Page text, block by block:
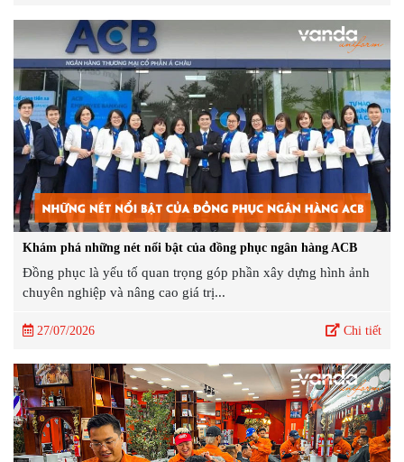
Khám phá những nét nổi bật của đồng phục ngân hàng ACB
Đồng phục là yếu tố quan trọng góp phần xây dựng hình ảnh
chuyên nghiệp và nâng cao giá trị...
27/07/2026 Chi tiết